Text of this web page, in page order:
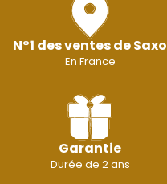
N°1 des ventes de Saxo
En France
Garantie
Durée de 2 ans